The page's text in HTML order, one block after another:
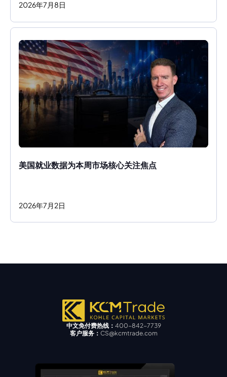
2026年7 月 8日
美国就业数据为本周市场核心关注焦点
2026年7 月 2日
中文免付费热线： 400-842-7739
客户服务： CS@kcmtrade.com